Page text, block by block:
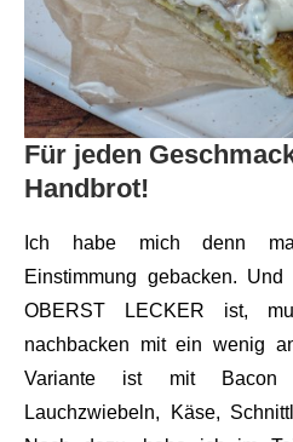
Für jeden
Handbrot!
Ich habe mich denn
Einstimmung gebacken.
OBERST LECKER ist,
nachbacken mit ein wenig
Variante ist mit Bacon
Lauchzwiebeln, Käse,